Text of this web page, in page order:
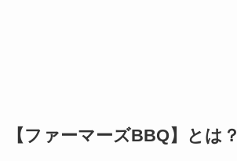
【ファーマーズBBQ】とは？